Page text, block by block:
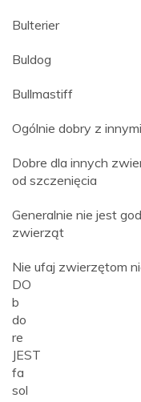
Bulterier
Buldog
Bullmastiff
Ogólnie dobry z
Dobre dla innych
od szczenięcia
Generalnie nie jest
zwierząt
Nie ufaj zwierzętom
DO
b
do
re
JEST
fa
sol